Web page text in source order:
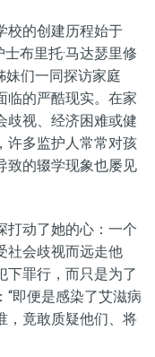
校的创建历程始于
布里托·马达瑟里修
妹们一同探访家庭
临的严酷现实。在家
歧视、经济困难或健
许多监护人常常对孩
致的辍学现象也屡见
打动了她的心：一个
社会歧视而远走他
下罪行，而只是为了
即便是感染了艾滋病
，竟敢质疑他们、将